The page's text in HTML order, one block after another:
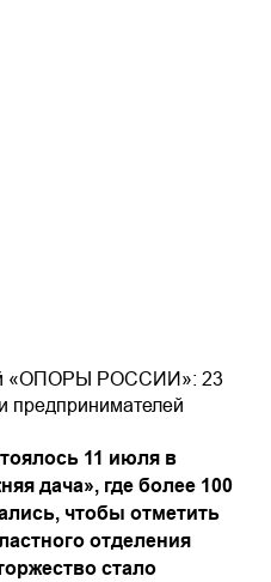
«ОПОРЫ РОССИИ»: 23
предпринимателей
11 июля в
дача», где более 100
чтобы отметить
отделения
стало